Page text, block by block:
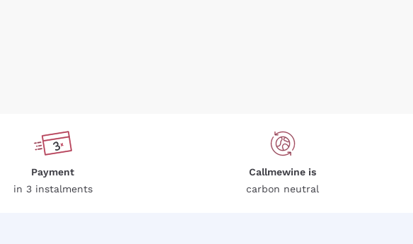
Payment
in 3 instalments
Callmewine is
carbon neutral